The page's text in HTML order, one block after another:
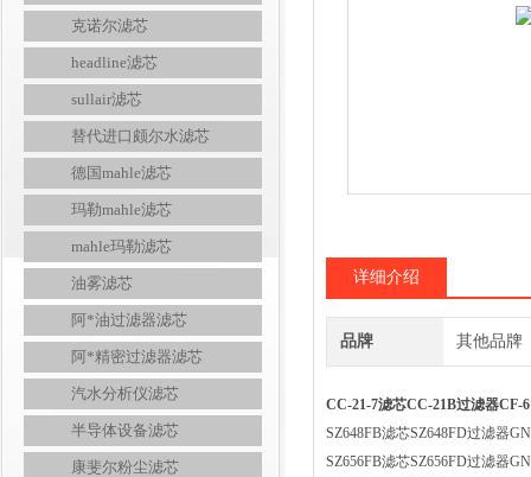
克诺尔滤芯
headline滤芯
sullair滤芯
替代进口颇尔水滤芯
德国mahle滤芯
玛勒mahle滤芯
mahle玛勒滤芯
油雾滤芯
阿*油过滤器滤芯
阿*精密过滤器滤芯
汽水分析仪滤芯
半导体设备滤芯
康斐尔粉尘滤芯
详细介绍
品牌 其他品牌
CC-21-7滤芯CC-21B过滤器CF-
SZ648FB滤芯SZ648FD过滤器
SZ656FB滤芯SZ656FD过滤器